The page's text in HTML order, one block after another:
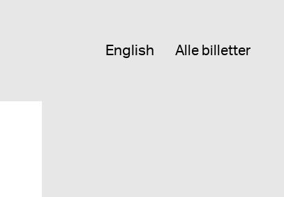
English Alle billetter